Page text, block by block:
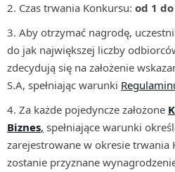
Czas trwania Konkursu: od 1
Aby otrzymać nagrodę,
do jak największej liczby
zdecydują się na założenie
S.A, spełniając warunki
Za każde pojedyncze założone
Biznes, spełniające warunki
zarejestrowane w okresie trwania
zostanie przyznane